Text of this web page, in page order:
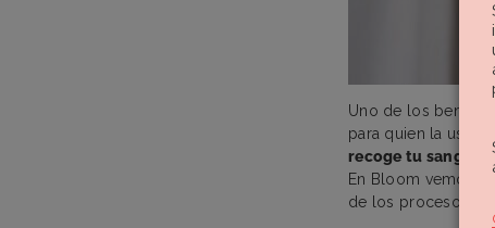
Uno de los
para quien la usa.
recoge tu sangre
En Bloom vemos
de los procesos